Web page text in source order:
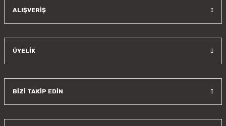
ALIŞVERİŞ
ÜYELİK
BİZİ TAKİP EDİN